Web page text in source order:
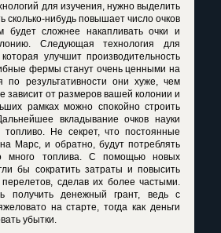
для изучения, нужно выделить
сколько-нибудь повышает число очков
будет сложнее накапливать очки и
Следующая технология для
улучшит производительность
фермы станут очень ценными на
по результативности они хуже, чем
от размеров вашей колонии и
рамках можно спокойно строить
вкладывание очков науки
Не секрет, что постоянные
Марс, и обратно, будут потреблять
много топлива. С помощью новых
бы сократить затраты и повысить
перелетов, сделав их более частыми.
получить денежный грант, ведь с
на старте, тогда как деньги
убытки.